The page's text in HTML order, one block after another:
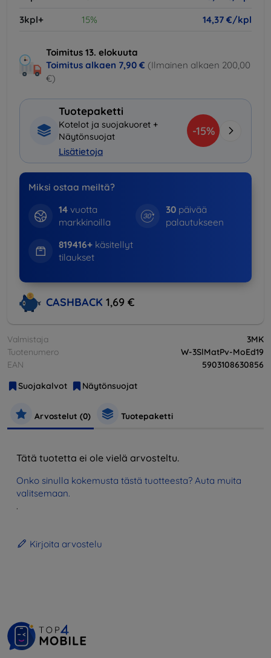
3kpl+
15% 14,37 €/kpl
Toimitus 13. elokuuta
Toimitus alkaen 7,90 € (Ilmainen alkaen 200,00
€)
Tuotepaketti
Kotelot ja suojakuoret +
Näytönsuojat
Lisätietoja
-15%
Miksi ostaa meiltä?
14vuotta
markkinoilla
30 päivää
palautukseen
819416+käsitellyt
tilaukset
CASHBACK 1,69 €
Valmistaja
3MK
Tuotenumero
W-3SlMatPv-MoEd19
EAN
5903108630856
Suojakalvot
Näytönsuojat
Arvostelut (0) Tuotepaketti
Tätä tuotetta ei ole vielä arvosteltu.
Onko sinulla kokemusta tästä tuotteesta? Auta muita
valitsemaan.
.
Kirjoita arvostelu